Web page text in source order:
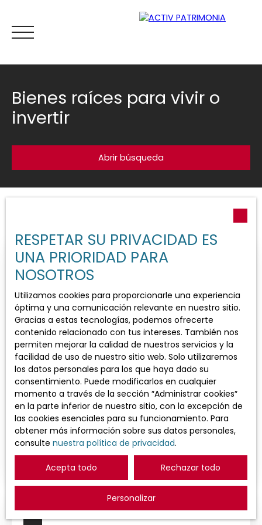
Estimar
Bienes raíces para vivir o
invertir
Abrir búsqueda
Apartamento
Tipo de propiedad
Localización
Alquiler máximo (€/mes)
Área mínima (m²)
Búsqueda
700 € /mes Cargos incl.
Apartamento en alquiler, 2 habitaciones -
Arles 13200
2habitaciones 41.41m²
Arles 13200
A LOUER - ARLES QUARTIER PORTAGNEL,
appartement T2 de 41 m² avec terrasse de 25 m².
Il se situe au 2è étage d'un immeuble calme. Il se
compose d'un séjour lumineux avec climatisation,
un coin cuisine à aménager, une salle d'eau, une
chambre de 12 m². Une terrasse de plus de 25 m²
RESPETAR SU PRIVACIDAD ES
UNA PRIORIDAD PARA
NOSOTROS
Utilizamos cookies para proporcionarle una experiencia
óptima y una comunicación relevante en nuestro sitio.
Gracias a estas tecnologías, podemos ofrecerte
contenido relacionado con tus intereses. También nos
permiten mejorar la calidad de nuestros servicios y la
facilidad de uso de nuestro sitio web. Solo utilizaremos
los datos personales para los que haya dado su
consentimiento. Puede modificarlos en cualquier
momento a través de la sección ″Administrar cookies″
en la parte inferior de nuestro sitio, con la excepción de
las cookies esenciales para su funcionamiento. Para
obtener más información sobre sus datos personales,
consulte nuestra política de privacidad.
Acepta todo Rechazar todo
Personalizar